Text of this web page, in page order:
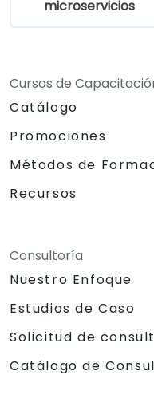
microservicios
Cursos de
Catálogo
Promociones
Métodos de
Recursos
Consultoría
Nuestro Enfoque
Estudios de Caso
Solicitud de
Catálogo de